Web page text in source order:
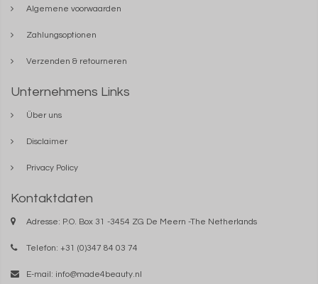
Algemene voorwaarden
Zahlungsoptionen
Verzenden & retourneren
Unternehmens Links
Über uns
Disclaimer
Privacy Policy
Kontaktdaten
Adresse: P.O. Box 31 -3454 ZG De Meern -The Netherlands
Telefon: +31 (0)347 84 03 74
E-mail: info@made4beauty.nl